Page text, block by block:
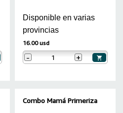
Disponible en varias
provincias
16.00 usd
- +
Combo Mamá Primeriza